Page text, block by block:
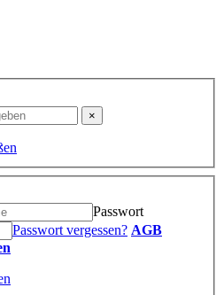
Passwort
Passwort vergessen? AGB